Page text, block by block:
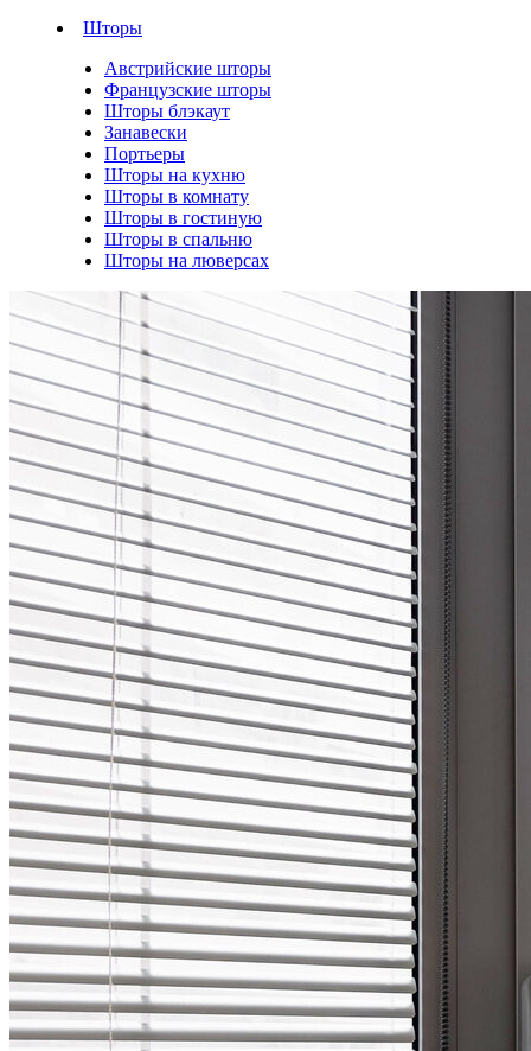
Шторы
Австрийские шторы
Французские шторы
Шторы блэкаут
Занавески
Портьеры
Шторы на кухню
Шторы в комнату
Шторы в гостиную
Шторы в спальню
Шторы на люверсах